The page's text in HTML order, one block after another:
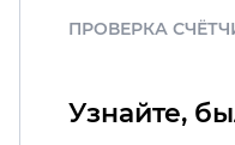
ПРОВЕРКА
Узнайте,